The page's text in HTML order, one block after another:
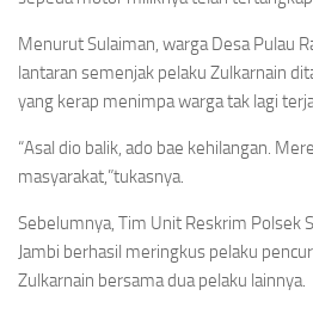
Menurut Sulaiman, warga Desa Pulau
lantaran semenjak pelaku Zulkarnain
yang kerap menimpa warga tak lagi
“Asal dio balik, ado bae kehilangan.
masyarakat,”tukasnya.
Sebelumnya, Tim Unit Reskrim Polsek
Jambi berhasil meringkus pelaku
Zulkarnain bersama dua pelaku lainnya.